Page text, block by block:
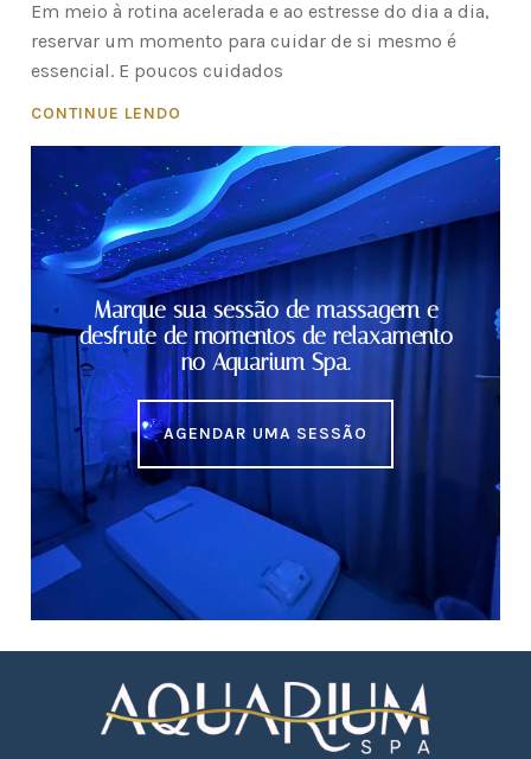
Em meio à rotina acelerada e ao estresse do dia a dia,
reservar um momento para cuidar de si mesmo é
essencial. E poucos cuidados
CONTINUE LENDO
Marque sua sessão de massagem e
desfrute de momentos de relaxamento
no Aquarium Spa.
AGENDAR UMA SESSÃO